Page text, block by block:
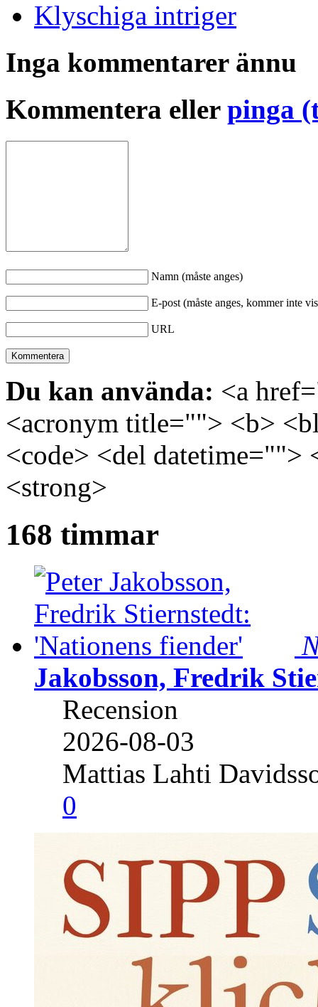
Klyschiga intriger
Inga kommentarer ännu
Kommentera eller pinga
Namn (måste anges)
E-post (måste anges, kommer inte
URL
Du kan använda: <a
<acronym title=""> <b>
<code> <del
<strong>
168 timmar
Jakobsson, Fredrik
Recension
2026-08-03
Mattias Lahti
0